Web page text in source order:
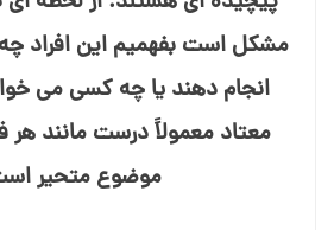
مشکل است بفهمیم این افراد
انجام دهند یا چه کسی می⁯
معتاد معمولاً درست مانند هر
موضوع متحیر